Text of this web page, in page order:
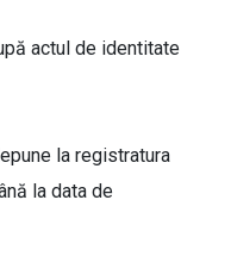
actul de identitate
la registratura
la data de